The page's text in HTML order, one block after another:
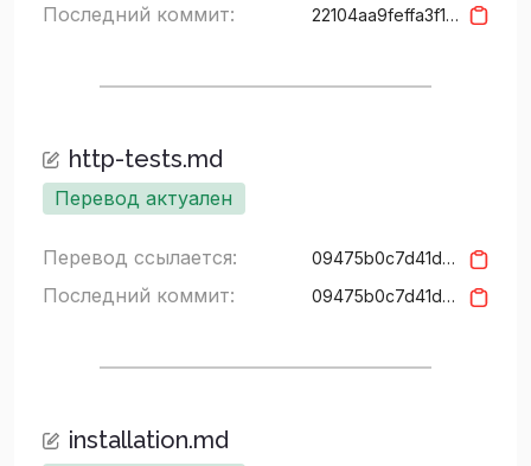
Последний коммит: 22104aa9feffa3f1bd4292d30c17b3e121982c9d
http-tests.md
Перевод актуален
Перевод ссылается: 09475b0c7d41d69841e8bbb2817f05a197d49bae
Последний коммит: 09475b0c7d41d69841e8bbb2817f05a197d49bae
installation.md